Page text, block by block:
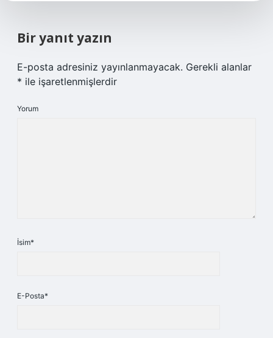
Bir yanıt yazın
E-posta adresiniz yayınlanmayacak. Gerekli alanlar
* ile işaretlenmişlerdir
Yorum
İsim*
E-Posta*